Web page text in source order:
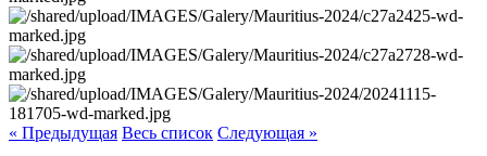
« Предыдущая Весь список Следующая »